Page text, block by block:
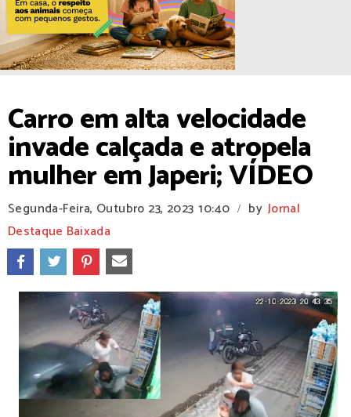
Carro em alta velocidade
invade calçada e atropela
mulher em Japeri; VÍDEO
Segunda-Feira, Outubro 23, 2023 10:40 / by Jornal
Destaque Baixada